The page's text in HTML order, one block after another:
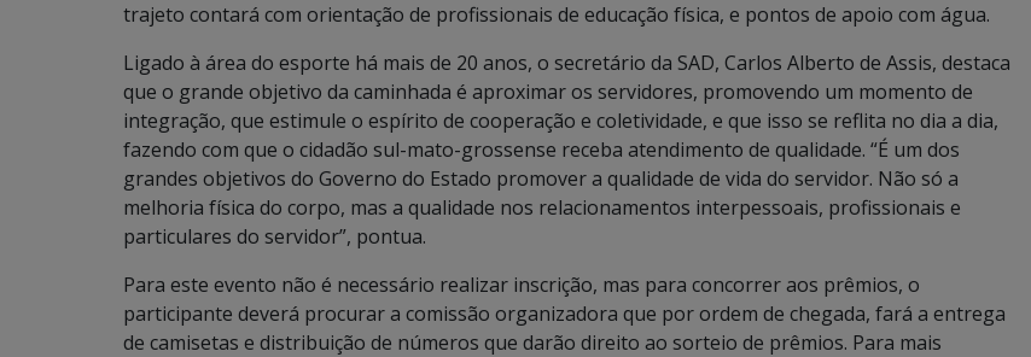
trajeto contará com orientação de profissionais de educação física, e pontos de apoio com água.
Ligado à área do esporte há mais de 20 anos, o secretário da SAD, Carlos Alberto de Assis, destaca
que o grande objetivo da caminhada é aproximar os servidores, promovendo um momento de
integração, que estimule o espírito de cooperação e coletividade, e que isso se reflita no dia a dia,
fazendo com que o cidadão sul-mato-grossense receba atendimento de qualidade. “É um dos
grandes objetivos do Governo do Estado promover a qualidade de vida do servidor. Não só a
melhoria física do corpo, mas a qualidade nos relacionamentos interpessoais, profissionais e
particulares do servidor”, pontua.
Para este evento não é necessário realizar inscrição, mas para concorrer aos prêmios, o
participante deverá procurar a comissão organizadora que por ordem de chegada, fará a entrega
de camisetas e distribuição de números que darão direito ao sorteio de prêmios. Para mais